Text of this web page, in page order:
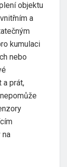
objektu
a
kumulaci
nebo
a prát,
na